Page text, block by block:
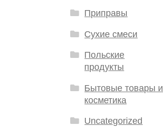
Приправы
Сухие смеси
Польские
продукты
Бытовые товары и
косметика
Uncategorized